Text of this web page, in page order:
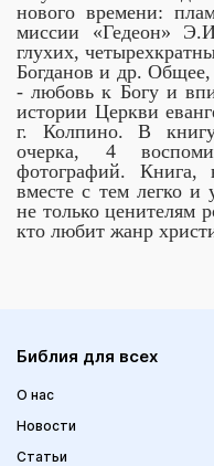
нового времени:
миссии «Гедеон»
глухих,
Богданов и др.Общее,
- любовь к Богу и
истории Церкви
г. Колпино. В
очерка, 4
фотографий. Книга,
вместе с тем легко и
не только ценителям
кто любит жанр
Библия для всех
О нас
Новости
Статьи